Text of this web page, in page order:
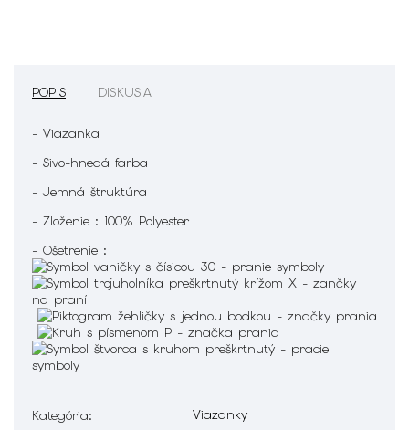
POPIS DISKUSIA
- Viazanka
- Sivo-hnedá farba
- Jemná štruktúra
- Zloženie : 100% Polyester
- Ošetrenie :
Kategória: Viazanky